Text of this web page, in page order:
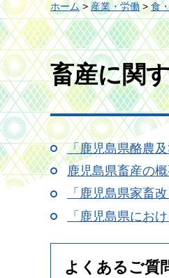
ホーム>産業・労働>食
畜産に関
「鹿児島県酪農
鹿児島県畜産の
「鹿児島県家畜
「鹿児島県にお
よくあるご質